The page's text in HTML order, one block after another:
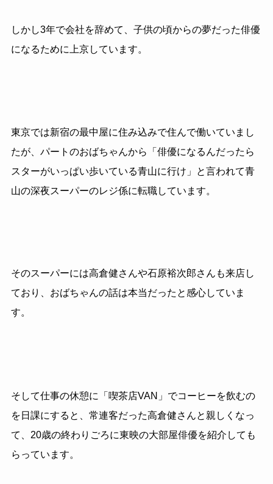
しかし3年で会社を辞めて、子供の頃からの夢だった俳優
になるために上京しています。
東京では新宿の最中屋に住み込みで住んで働いていまし
たが、パートのおばちゃんから「俳優になるんだったら
スターがいっぱい歩いている青山に行け」と言われて青
山の深夜スーパーのレジ係に転職しています。
そのスーパーには高倉健さんや石原裕次郎さんも来店し
ており、おばちゃんの話は本当だったと感心していま
す。
そして仕事の休憩に「喫茶店VAN 」でコーヒーを飲むの
を日課にすると、常連客だった高倉健さんと親しくなっ
て、 20歳の終わりごろに東映の大部屋俳優を紹介しても
らっています。